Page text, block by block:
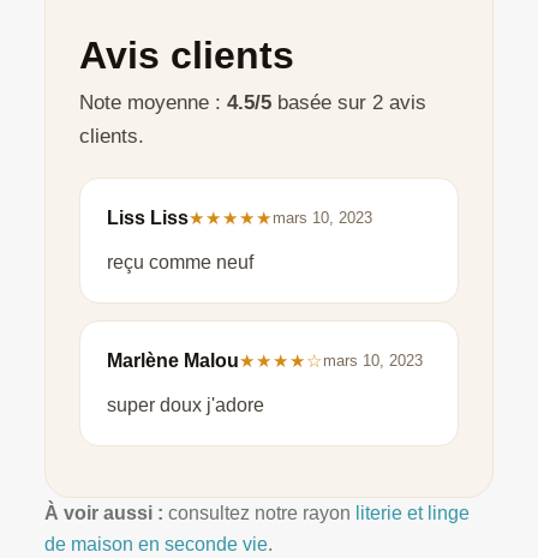
Avis clients
Note moyenne : 4.5/5basée sur 2 avis
clients.
Liss Liss★★★★★ mars 10, 2023
reçu comme neuf
Marlène Malou★★★★☆ mars 10, 2023
super doux j'adore
À voir aussi : consultez notre rayon literie et linge
de maison en seconde vie.